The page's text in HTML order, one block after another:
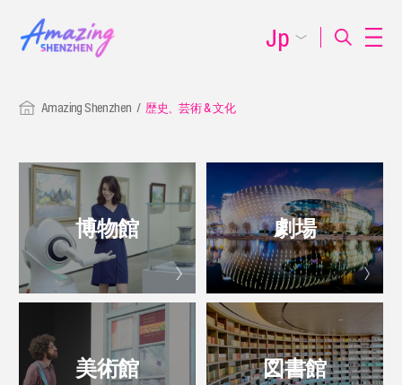
Amazing Shenzhen 歴史、芸術 & 文化
博物館 劇場
美術館 図書館
Jp